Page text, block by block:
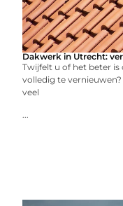
Dakwerk in Utrecht:
Twijfelt u of het beter
volledig te
veel
...